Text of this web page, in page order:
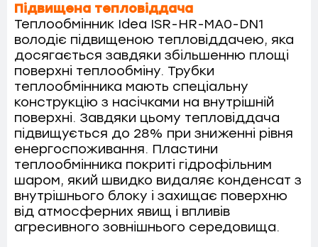
Підвищена тепловіддача
Теплообмінник Idea ISR-HR-MA0-DN1
володіє підвищеною тепловіддачею, яка
досягається завдяки збільшенню площі
поверхні теплообміну. Трубки
теплообмінника мають спеціальну
конструкцію з насічками на внутрішній
поверхні. Завдяки цьому тепловіддача
підвищується до 28% при зниженні рівня
енергоспоживання. Пластини
теплообмінника покриті гідрофільним
шаром, який швидко видаляє конденсат з
внутрішнього блоку і захищає поверхню
від атмосферних явищ і впливів
агресивного зовнішнього середовища.